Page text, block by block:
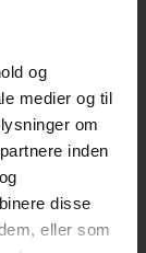
og
medier og til
om
inden
disse
eller som
enzym: